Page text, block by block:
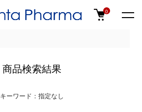
0
商品検索結果
キーワード：指定なし